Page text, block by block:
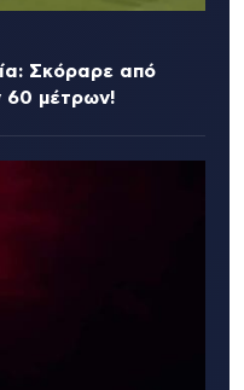
Σκόραρε από
60 μέτρων!